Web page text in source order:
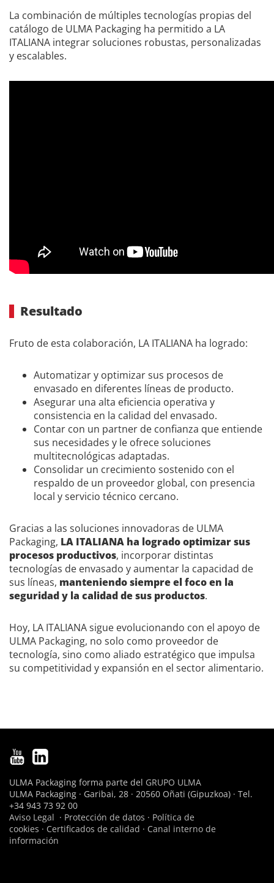
La combinación de múltiples tecnologías propias del
catálogo de ULMA Packaging ha permitido a LA
ITALIANA integrar soluciones robustas, personalizadas
y escalables.
Resultado
Fruto de esta colaboración, LA ITALIANA ha logrado:
Automatizar y optimizar sus procesos de
envasado en diferentes líneas de producto.
Asegurar una alta eficiencia operativa y
consistencia en la calidad del envasado.
Contar con un partner de confianza que entiende
sus necesidades y le ofrece soluciones
multitecnológicas adaptadas.
Consolidar un crecimiento sostenido con el
respaldo de un proveedor global, con presencia
local y servicio técnico cercano.
Gracias a las soluciones innovadoras de ULMA
Packaging, LA ITALIANA ha logrado optimizar sus
procesos productivos, incorporar distintas
tecnologías de envasado y aumentar la capacidad de
sus líneas, manteniendo siempre el foco en la
seguridad y la calidad de sus productos.
Hoy, LA ITALIANA sigue evolucionando con el apoyo de
ULMA Packaging, no solo como proveedor de
tecnología, sino como aliado estratégico que impulsa
su competitividad y expansión en el sector alimentario.
ULMA Packaging forma parte del GRUPO ULMA
ULMA Packaging · Garibai, 28 · 20560 Oñati (Gipuzkoa) · Tel.
+34 943 73 92 00
Aviso Legal · Protección de datos · Política de
cookies · Certificados de calidad · Canal interno de
información